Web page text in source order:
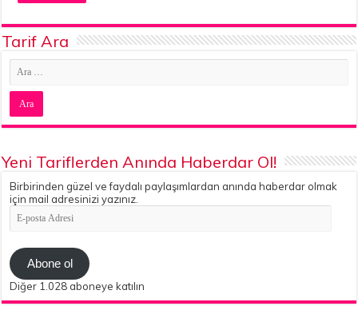
Tarif Ara
Yeni Tariflerden Anında Haberdar Ol!
Birbirinden güzel ve faydalı paylaşımlardan anında haberdar olmak
için mail adresinizi yazınız.
E-
posta
Abone ol
Diğer 1.028 aboneye katılın